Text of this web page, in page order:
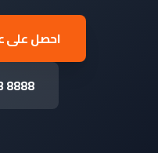
احصل على
8888